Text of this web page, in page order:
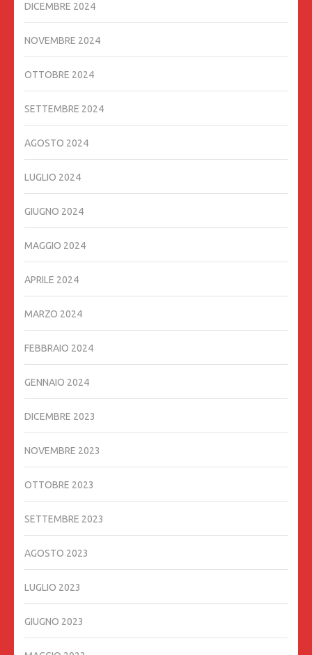
DICEMBRE 2024
NOVEMBRE 2024
OTTOBRE 2024
SETTEMBRE 2024
AGOSTO 2024
LUGLIO 2024
GIUGNO 2024
MAGGIO 2024
APRILE 2024
MARZO 2024
FEBBRAIO 2024
GENNAIO 2024
DICEMBRE 2023
NOVEMBRE 2023
OTTOBRE 2023
SETTEMBRE 2023
AGOSTO 2023
LUGLIO 2023
GIUGNO 2023